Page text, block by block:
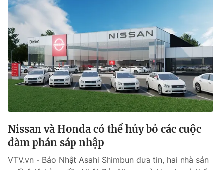
VTV Money VTV Thể thao
VTV Sức khoẻ Bất động sản
Thị trường 24h Tấm lòng Việt
VTV4 Vươn mình bằng AI
VTV9
Liên hệ tòa soạn English
Nissan và Honda có thể hủy bỏ các cuộc
đàm phán sáp nhập
VTV.vn - Báo Nhật Asahi Shimbun đưa tin, hai nhà sản